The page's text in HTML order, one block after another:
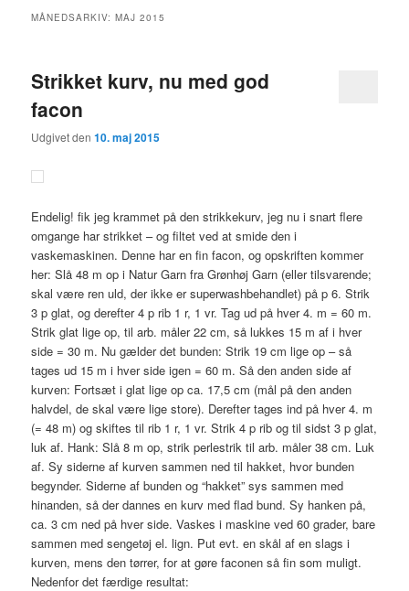
MÅNEDSARKIV:MAJ 2015
Strikket kurv, nu med god
facon
Udgivet den10. maj 2015
Endelig! fik jeg krammet på den strikkekurv, jeg nu i snart flere
omgange har strikket – og filtet ved at smide den i
vaskemaskinen. Denne har en fin facon, og opskriften kommer
her: Slå 48 m op i Natur Garn fra Grønhøj Garn (eller tilsvarende;
skal være ren uld, der ikke er superwashbehandlet) på p 6. Strik
3 p glat, og derefter 4 p rib 1 r, 1 vr. Tag ud på hver 4. m = 60 m.
Strik glat lige op, til arb. måler 22 cm, så lukkes 15 m af i hver
side = 30 m. Nu gælder det bunden: Strik 19 cm lige op – så
tages ud 15 m i hver side igen = 60 m. Så den anden side af
kurven: Fortsæt i glat lige op ca. 17,5 cm (mål på den anden
halvdel, de skal være lige store). Derefter tages ind på hver 4. m
(= 48 m) og skiftes til rib 1 r, 1 vr. Strik 4 p rib og til sidst 3 p glat,
luk af. Hank: Slå 8 m op, strik perlestrik til arb. måler 38 cm. Luk
af. Sy siderne af kurven sammen ned til hakket, hvor bunden
begynder. Siderne af bunden og “hakket” sys sammen med
hinanden, så der dannes en kurv med flad bund. Sy hanken på,
ca. 3 cm ned på hver side. Vaskes i maskine ved 60 grader, bare
sammen med sengetøj el. lign. Put evt. en skål af en slags i
kurven, mens den tørrer, for at gøre faconen så fin som muligt.
Nedenfor det færdige resultat: